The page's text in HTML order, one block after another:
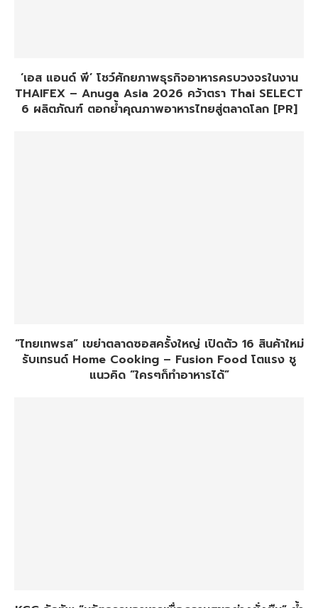
‘เอส แอนด์ พี’ โชว์ศักยภาพธุรกิจอาหารครบวงจรในงาน
THAIFEX – Anuga Asia 2026 คว้าตรา Thai SELECT
6 ผลิตภัณฑ์ ตอกย้ำคุณภาพอาหารไทยสู่ตลาดโลก [PR]
“ไทยเทพรส” เขย่าตลาดซอสครั้งใหญ่ เปิดตัว 16 สินค้าใหม่
รับเทรนด์ Home Cooking – Fusion Food โตแรง ชู
แนวคิด “ใครๆก็ทำอาหารได้”